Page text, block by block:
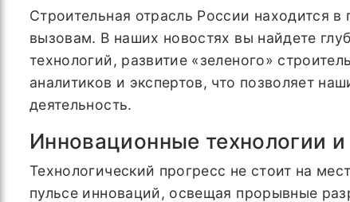
Строительная отрасль России находится
вызовам. В наших новостях вы найдете
технологий, развитие «зеленого»
аналитиков и экспертов, что позволяет
деятельность.
Инновационные технологии
Технологический прогресс не стоит на
пульсе инноваций, освещая прорывные